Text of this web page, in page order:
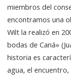
miembros del
encontramos una
Wilt la realizó en
bodas de Caná»
historia es
agua, el encuentro,